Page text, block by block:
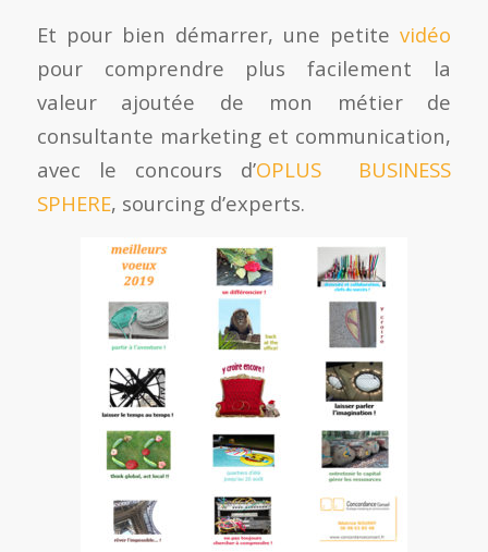
Et pour bien démarrer, une petitevidéo
pour comprendre plus facilement la
valeur ajoutée de mon métier de
consultante marketing et communication,
avec le concours d’OPLUS BUSINESS
SPHERE, sourcing d’experts.